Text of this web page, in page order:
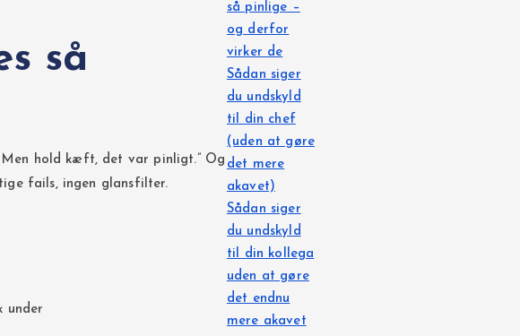
så
hold kæft, det var pinligt.” Og
fails, ingen glansfilter.
under
så pinlige –
og derfor
virker de
Sådan siger
du undskyld
til din chef
(uden at gøre
det mere
akavet)
Sådan siger
du undskyld
til din kollega
uden at gøre
det endnu
mere akavet